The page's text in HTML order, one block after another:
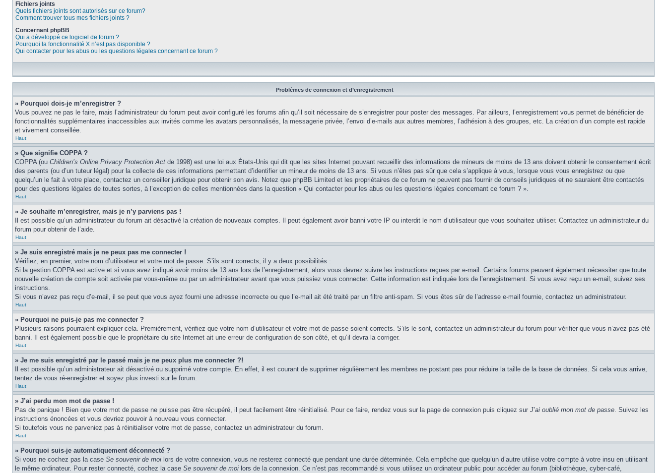
Fichiers joints
Quels fichiers joints sont autorisés sur ce forum?
Comment trouver tous mes fichiers joints ?
Concernant phpBB
Qui a développé ce logiciel de forum ?
Pourquoi la fonctionnalité X n’est pas disponible ?
Qui contacter pour les abus ou les questions légales concernant ce forum ?
Problèmes de connexion et d’enregistrement
» Pourquoi dois-je m’enregistrer ?
Vous pouvez ne pas le faire, mais l’administrateur du forum peut avoir configuré les forums afin qu’il soit nécessaire de s’enregistrer pour poster des messages. Par ailleurs, l’enregistrement vous permet de bénéficier de
fonctionnalités supplémentaires inaccessibles aux invités comme les avatars personnalisés, la messagerie privée, l’envoi d’e-mails aux autres membres, l’adhésion à des groupes, etc. La création d’un compte est rapide
et vivement conseillée.
Haut
» Que signifie COPPA ?
COPPA (ou Children’s Online Privacy Protection Act de 1998) est une loi aux États-Unis qui dit que les sites Internet pouvant recueillir des informations de mineurs de moins de 13 ans doivent obtenir le consentement écrit
des parents (ou d’un tuteur légal) pour la collecte de ces informations permettant d’identifier un mineur de moins de 13 ans. Si vous n’êtes pas sûr que cela s’applique à vous, lorsque vous vous enregistrez ou que
quelqu’un le fait à votre place, contactez un conseiller juridique pour obtenir son avis. Notez que phpBB Limited et les propriétaires de ce forum ne peuvent pas fournir de conseils juridiques et ne sauraient être contactés
pour des questions légales de toutes sortes, à l’exception de celles mentionnées dans la question « Qui contacter pour les abus ou les questions légales concernant ce forum ? ».
Haut
» Je souhaite m’enregistrer, mais je n’y parviens pas !
Il est possible qu’un administrateur du forum ait désactivé la création de nouveaux comptes. Il peut également avoir banni votre IP ou interdit le nom d’utilisateur que vous souhaitez utiliser. Contactez un administrateur du
forum pour obtenir de l’aide.
Haut
» Je suis enregistré mais je ne peux pas me connecter !
Vérifiez, en premier, votre nom d’utilisateur et votre mot de passe. S’ils sont corrects, il y a deux possibilités :
Si la gestion COPPA est active et si vous avez indiqué avoir moins de 13 ans lors de l’enregistrement, alors vous devrez suivre les instructions reçues par e-mail. Certains forums peuvent également nécessiter que toute
nouvelle création de compte soit activée par vous-même ou par un administrateur avant que vous puissiez vous connecter. Cette information est indiquée lors de l’enregistrement. Si vous avez reçu un e-mail, suivez ses
instructions.
Si vous n’avez pas reçu d’e-mail, il se peut que vous ayez fourni une adresse incorrecte ou que l’e-mail ait été traité par un filtre anti-spam. Si vous êtes sûr de l’adresse e-mail fournie, contactez un administrateur.
Haut
» Pourquoi ne puis-je pas me connecter ?
Plusieurs raisons pourraient expliquer cela. Premièrement, vérifiez que votre nom d’utilisateur et votre mot de passe soient corrects. S’ils le sont, contactez un administrateur du forum pour vérifier que vous n’avez pas été
banni. Il est également possible que le propriétaire du site Internet ait une erreur de configuration de son côté, et qu’il devra la corriger.
Haut
» Je me suis enregistré par le passé mais je ne peux plus me connecter ?!
Il est possible qu’un administrateur ait désactivé ou supprimé votre compte. En effet, il est courant de supprimer régulièrement les membres ne postant pas pour réduire la taille de la base de données. Si cela vous arrive,
tentez de vous ré-enregistrer et soyez plus investi sur le forum.
Haut
» J’ai perdu mon mot de passe !
Pas de panique ! Bien que votre mot de passe ne puisse pas être récupéré, il peut facilement être réinitialisé. Pour ce faire, rendez vous sur la page de connexion puis cliquez sur J’ai oublié mon mot de passe. Suivez les
instructions énoncées et vous devriez pouvoir à nouveau vous connecter.
Si toutefois vous ne parveniez pas à réinitialiser votre mot de passe, contactez un administrateur du forum.
Haut
» Pourquoi suis-je automatiquement déconnecté ?
Si vous ne cochez pas la case Se souvenir de moi lors de votre connexion, vous ne resterez connecté que pendant une durée déterminée. Cela empêche que quelqu’un d’autre utilise votre compte à votre insu en utilisant
le même ordinateur. Pour rester connecté, cochez la case Se souvenir de moi lors de la connexion. Ce n’est pas recommandé si vous utilisez un ordinateur public pour accéder au forum (bibliothèque, cyber-café,